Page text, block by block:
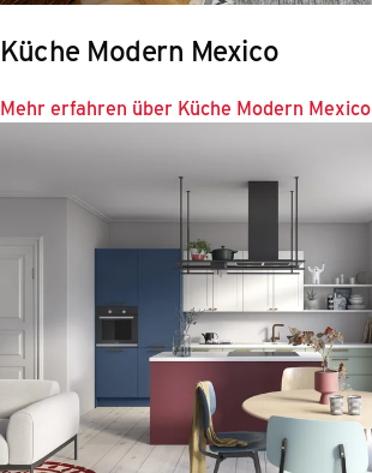
Küche Modern Mexico
Mehr erfahren über Küche Modern Mexico